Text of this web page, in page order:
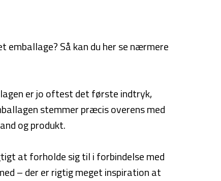
emballage? Så kan du her se nærmere
er jo oftest det første indtryk,
stemmer præcis overens med
og produkt.
at forholde sig til i forbindelse med
– der er rigtig meget inspiration at